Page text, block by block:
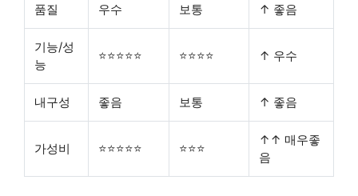
품질 우수 보통 ↑ 좋음
기능/성
능
⭐⭐⭐⭐⭐ ⭐⭐⭐⭐ ↑ 우수
내구성 좋음 보통 ↑ 좋음
가성비 ⭐⭐⭐⭐⭐ ⭐⭐⭐
↑↑ 매우좋
음